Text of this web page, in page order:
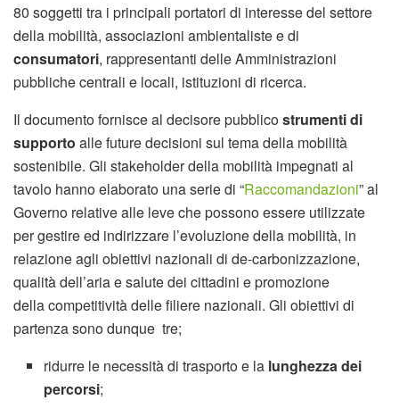
80 soggetti tra i principali portatori di interesse del settore
della mobilità, associazioni ambientaliste e di
consumatori, rappresentanti delle Amministrazioni
pubbliche centrali e locali, istituzioni di ricerca.
Il documento fornisce al decisore pubblicostrumenti di
supporto alle future decisioni sul tema della mobilità
sostenibile. Gli stakeholder della mobilità impegnati al
tavolo hanno elaborato una serie di “Raccomandazioni” al
Governo relative alle leve che possono essere utilizzate
per gestire ed indirizzare l’evoluzione della mobilità, in
relazione agli obiettivi nazionali di de-carbonizzazione,
qualità dell’aria e salute dei cittadini e promozione
della competitività delle filiere nazionali. Gli obiettivi di
partenza sono dunque tre;
ridurre le necessità di trasporto e la lunghezza dei
percorsi;